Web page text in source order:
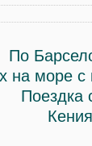
По
на море с
Поездка